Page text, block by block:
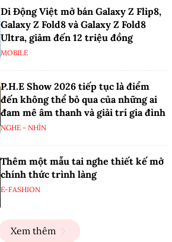
Di Động Việt mở bán Galaxy Z Flip8,
Galaxy Z Fold8 và Galaxy Z Fold8
Ultra, giảm đến 12 triệu đồng
MOBILE
P.H.E Show 2026 tiếp tục là điểm
đến không thể bỏ qua của những ai
đam mê âm thanh và giải trí gia đình
NGHE - NHÌN
Thêm một mẫu tai nghe thiết kế mở
chính thức trình làng
E-FASHION
Xem thêm